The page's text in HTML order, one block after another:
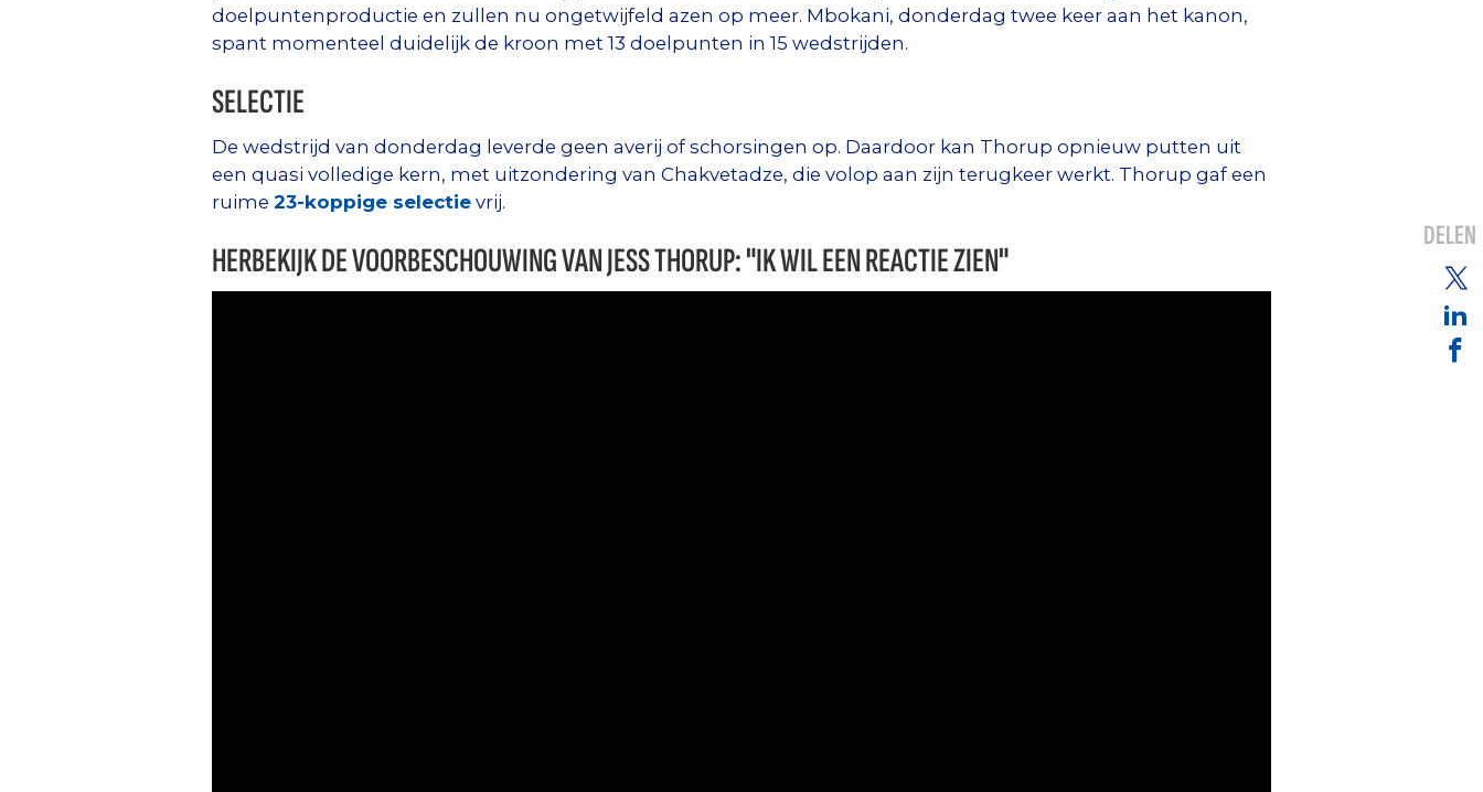
doelpuntenproductie en zullen nu ongetwijfeld azen op meer. Mbokani, donderdag twee keer aan het kanon,
spant momenteel duidelijk de kroon met 13 doelpunten in 15 wedstrijden.
SELECTIE
De wedstrijd van donderdag leverde geen averij of schorsingen op. Daardoor kan Thorup opnieuw putten uit
een quasi volledige kern, met uitzondering van Chakvetadze, die volop aan zijn terugkeer werkt. Thorup gaf een
ruime 23-koppige selectie vrij.
HERBEKIJK DE VOORBESCHOUWING VAN JESS THORUP: "IK WIL EEN REACTIE ZIEN"
DELEN